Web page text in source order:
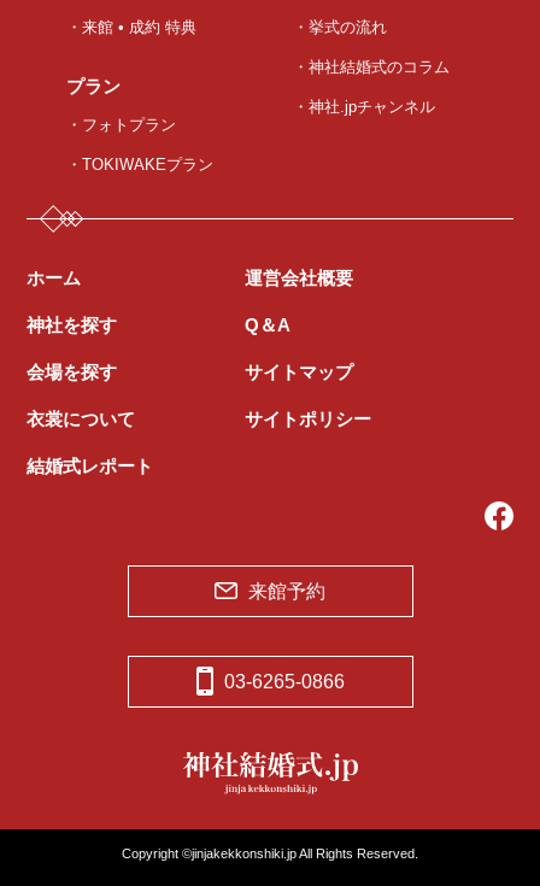
・来館 • 成約 特典
プラン
・フォトプラン
・TOKIWAKEプラン
・挙式の流れ
・神社結婚式のコラム
・神社.jpチャンネル
ホーム
神社を探す
会場を探す
衣裳について
結婚式レポート
運営会社概要
Q＆A
サイトマップ
サイトポリシー
来館予約
03-6265-0866
Copyright ©jinjakekkonshiki.jp All Rights Reserved.